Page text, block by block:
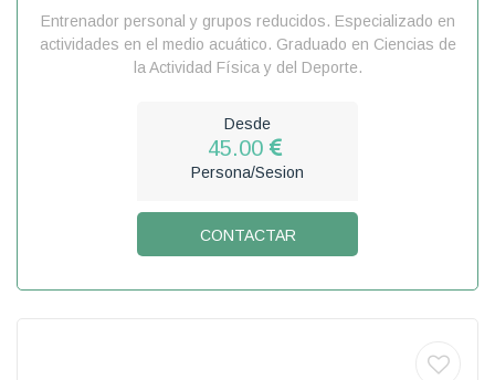
Entrenador personal y grupos reducidos. Especializado en
actividades en el medio acuático. Graduado en Ciencias de
la Actividad Física y del Deporte.
Desde
45.00
Persona/Sesion
CONTACTAR